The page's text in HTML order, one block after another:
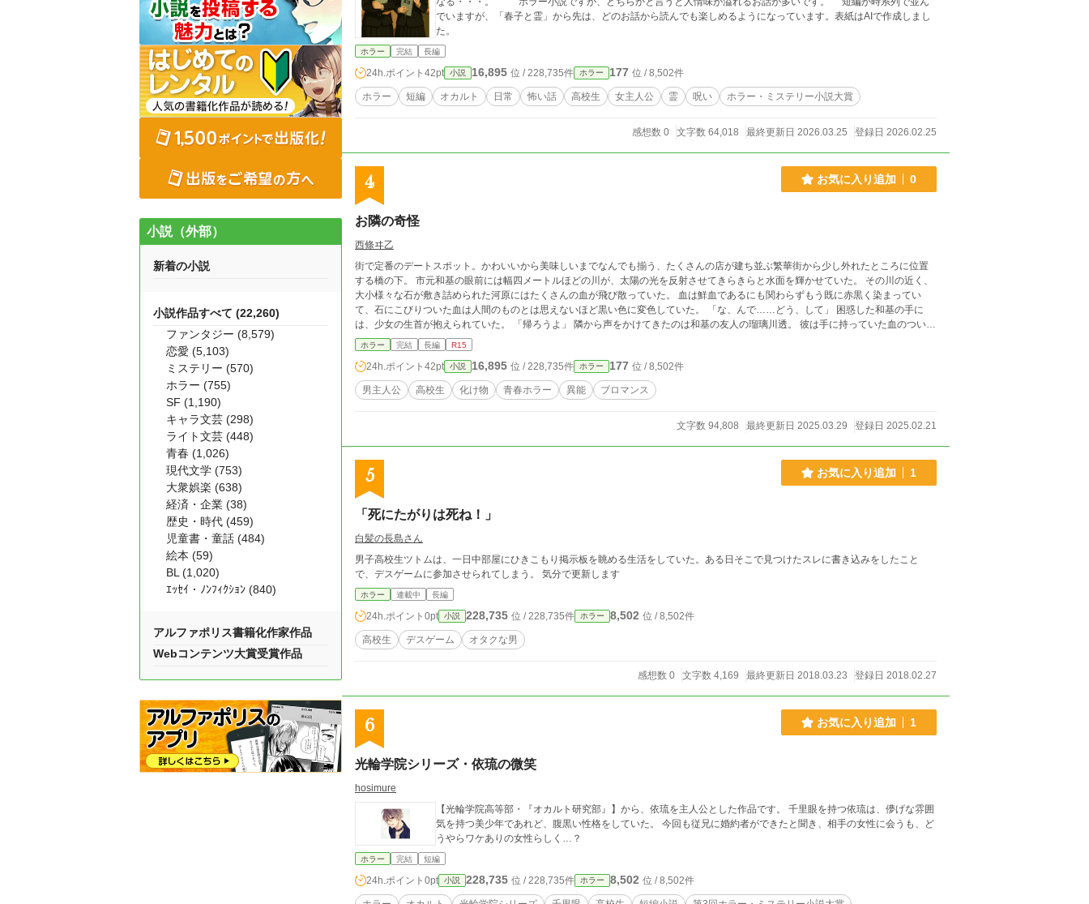
でいますが、「春子と霊」から先は、どのお話から読んでも楽しめるようになっています。表紙はAIで作成しまし
た。
ホラー 完結 長編
24h.ポイント 42pt 小説 16,895 位 / 228,735件 ホラー 177 位 / 8,502件
ホラー 短編 オカルト 日常 怖い話 高校生 女主人公 霊 呪い ホラー・ミステリー小説大賞
感想数 0 文字数 64,018 最終更新日 2026.03.25 登録日 2026.02.25
4 お気に入り追加 0
お隣の奇怪
西條ヰ乙
街で定番のデートスポット。かわいいから美味しいまでなんでも揃う、たくさんの店が建ち並ぶ繁華街から少し外れたところに位置
する橋の下。 市元和基の眼前には幅四メートルほどの川が、太陽の光を反射させてきらきらと水面を輝かせていた。 その川の近く、
大小様々な石が敷き詰められた河原にはたくさんの血が飛び散っていた。 血は鮮血であるにも関わらずもう既に赤黒く染まってい
て、石にこびりついた血は人間のものとは思えないほど黒い色に変色していた。 「な、んで……どう、して」 困惑した和基の手に
は、少女の生首が抱えられていた。 「帰ろうよ」 隣から声をかけてきたのは和基の友人の瑠璃川透。 彼は手に持っていた血のついた
流木を川に投げ込んで和基を見つめた――
ホラー 完結 長編 R15
24h.ポイント 42pt 小説 16,895 位 / 228,735件 ホラー 177 位 / 8,502件
男主人公 高校生 化け物 青春ホラー 異能 ブロマンス
文字数 94,808 最終更新日 2025.03.29 登録日 2025.02.21
5 お気に入り追加 1
「死にたがりは死ね！」
白髪の長島さん
男子高校生ツトムは、一日中部屋にひきこもり掲示板を眺める生活をしていた。ある日そこで見つけたスレに書き込みをしたこと
で、デスゲームに参加させられてしまう。 気分で更新します
ホラー 連載中 長編
24h.ポイント 0pt 小説 228,735 位 / 228,735件 ホラー 8,502 位 / 8,502件
高校生 デスゲーム オタクな男
感想数 0 文字数 4,169 最終更新日 2018.03.23 登録日 2018.02.27
6 お気に入り追加 1
光輪学院シリーズ・依琉の微笑
hosimure
【光輪学院高等部・『オカルト研究部』】から、依琉を主人公とした作品です。 千里眼を持つ依琉は、儚げな雰囲
気を持つ美少年であれど、腹黒い性格をしていた。 今回も従兄に婚約者ができたと聞き、相手の女性に会うも、ど
うやらワケありの女性らしく…？
ホラー 完結 短編
24h.ポイント 0pt 小説 228,735 位 / 228,735件 ホラー 8,502 位 / 8,502件
小説（外部）
新着の小説
小説作品すべて (22,260)
ファンタジー (8,579)
恋愛 (5,103)
ミステリー (570)
ホラー (755)
SF (1,190)
キャラ文芸 (298)
ライト文芸 (448)
青春 (1,026)
現代文学 (753)
大衆娯楽 (638)
経済・企業 (38)
歴史・時代 (459)
児童書・童話 (484)
絵本 (59)
BL (1,020)
ｴｯｾｲ・ﾉﾝﾌｨｸｼｮﾝ (840)
アルファポリス書籍化作家作品
Webコンテンツ大賞受賞作品